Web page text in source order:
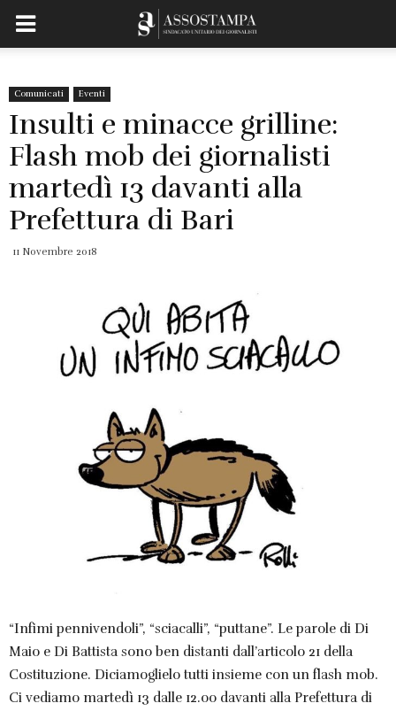
Comunicati Eventi
Insulti e minacce grilline:
Flash mob dei giornalisti
martedì 13 davanti alla
Prefettura di Bari
11 Novembre 2018
“Infimi pennivendoli”, “sciacalli”, “puttane”. Le parole di Di
Maio e Di Battista sono ben distanti dall’articolo 21 della
Costituzione. Diciamoglielo tutti insieme con un flash mob.
Ci vediamo martedì 13 dalle 12.00 davanti alla Prefettura di